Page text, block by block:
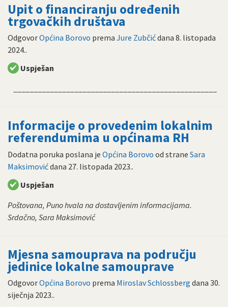
Upit o financiranju određenih
trgovačkih društava
OdgovorOpćina Borovo prema Jure Zubčićdana 8. listopada
2024..
Uspješan
Informacije o provedenim lokalnim
referendumima u općinama RH
Dodatna poruka poslana je Općina Borovo od strane Sara
Maksimovićdana 27. listopada 2023..
Uspješan
Poštovana, Puno hvala na dostavljenim informacijama.
Srdačno, Sara Maksimović
Mjesna samouprava na području
jedinice lokalne samouprave
OdgovorOpćina Borovo prema Miroslav Schlossberg dana 30.
siječnja 2023..